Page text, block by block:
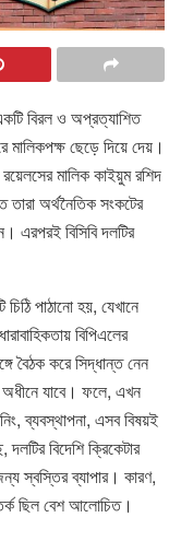
বিরল ও অপ্রত্যাশিত
মালিকপক্ষ ছেড়ে দিয়ে দেয়।
মালিক কাইয়ুম রশিদ
তারা অর্থনৈতিক সংকটের
এরপরই বিসিবি দলটির
পাঠানো হয়, যেখানে
বিপিএলের
বৈঠক করে সিদ্ধান্ত নেন
অধীনে যাবে। ফলে, এখন
ব্যবস্থাপনা, এসব বিষয়ই
বিদেশি ক্রিকেটার
স্বস্তির ব্যাপার। কারণ,
ছিল বেশ আলোচিত।